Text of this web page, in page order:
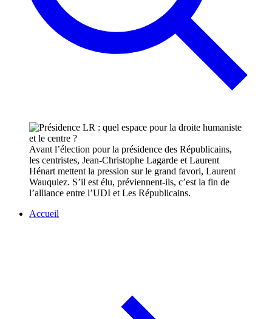
Avant l’élection pour la présidence des Républicains,
les centristes, Jean-Christophe Lagarde et Laurent
Hénart mettent la pression sur le grand favori, Laurent
Wauquiez. S’il est élu, préviennent-ils, c’est la fin de
l’alliance entre l’UDI et Les Républicains.
Accueil